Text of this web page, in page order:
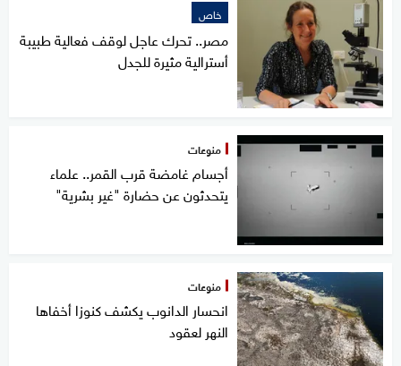
خاص
مصر.. تحرك عاجل لوقف فعالية طبيبة
أسترالية مثيرة للجدل
منوعات
أجسام غامضة قرب القمر.. علماء
يتحدثون عن حضارة "غير بشرية"
منوعات
انحسار الدانوب يكشف كنوزا أخفاها
النهر لعقود